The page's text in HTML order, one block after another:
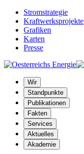
Stromstrategie
Kraftwerksprojekte
Grafiken
Karten
Presse
Wir
Standpunkte
Publikationen
Fakten
Services
Aktuelles
Akademie